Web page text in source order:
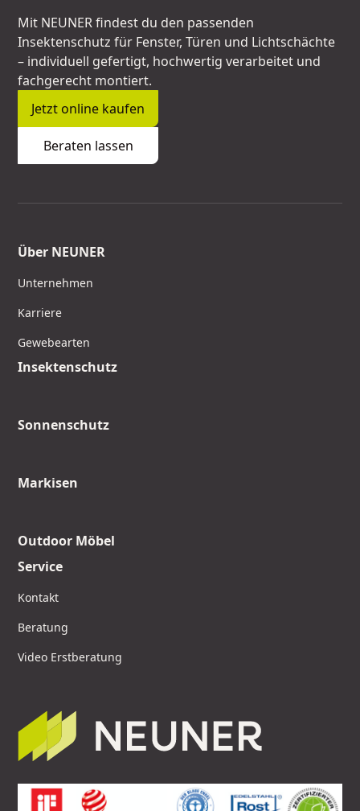
Mit NEUNER findest du den passenden
Insektenschutz für Fenster, Türen und Lichtschächte
– individuell gefertigt, hochwertig verarbeitet und
fachgerecht montiert.
Jetzt online kaufen
Beraten lassen
Über NEUNER
Unternehmen
Karriere
Gewebearten
Insektenschutz
Sonnenschutz
Markisen
Outdoor Möbel
Service
Kontakt
Beratung
Video Erstberatung